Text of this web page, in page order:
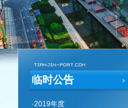
临时公告
·2019年度